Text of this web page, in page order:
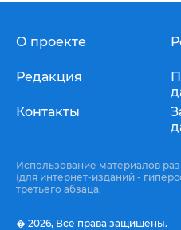
О проекте
Редакция
Контакты
Использование материалов
(для интернет-изданий -
третьего абзаца.
� 2026, Все права защищены.